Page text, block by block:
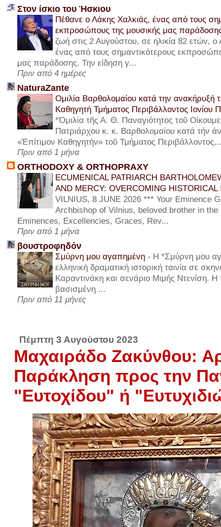
Στον ίσκιο του Ήσκιου
Πέθανε ο Λάκης Χαλκιάς, ένας από τους
εκπροσώπους της μουσικής μας
ζωή στις 2 Αυγούστου, σε ηλικία 82 ετών, ο
ένας από τους σημαντικότερους
μας παράδοσης. Την είδηση γ...
Πριν από 4 ημέρες
NaturaZante
Ομιλία Βαρθολομαίου κατά την ανακήρυξή
Καθηγητή Τμήματος Περιβάλλοντος Ιονίου
*Ὁμιλία τῆς Α. Θ. Παναγιότητος τοῦ
Πατριάρχου κ. κ. Βαρθολομαίου κατά τήν
«Ἐπίτιμον Καθηγητήν» τοῦ Τμήματος Περιβάλλοντος...
Πριν από 1 μήνα
ORTHODOXY & ORTHOPRAXY
ECUMENICAL PATRIARCH
AND MERCY: OVERCOMING HISTORICAL
VILNIUS, 8 JUNE 2026 *** Your Eminence
Archbishop of Vilnius, beloved brother in the
Eminences, Excellencies, Graces, Rev...
Πριν από 1 μήνα
βουστροφηδόν
Σμύρνη μου αγαπημένη - Η *Σμύρνη μου
ελληνική δραματική ιστορική ταινία σε
Καραντινάκη και σενάριο Μιμής Ντενίση. Η
βασισμένη ...
Πριν από 11 μήνες
Πέμπτη 3 Αυγούστου 2023
Μαχαιράδο Ζακύνθου:
Παράκληση προς την
"Ευτοχίδου" ή